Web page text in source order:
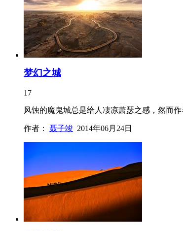
梦幻之城
17
风蚀的魔鬼城总是给人凄凉萧瑟之感，然而
作者： 聂子竣 2014年06月24日